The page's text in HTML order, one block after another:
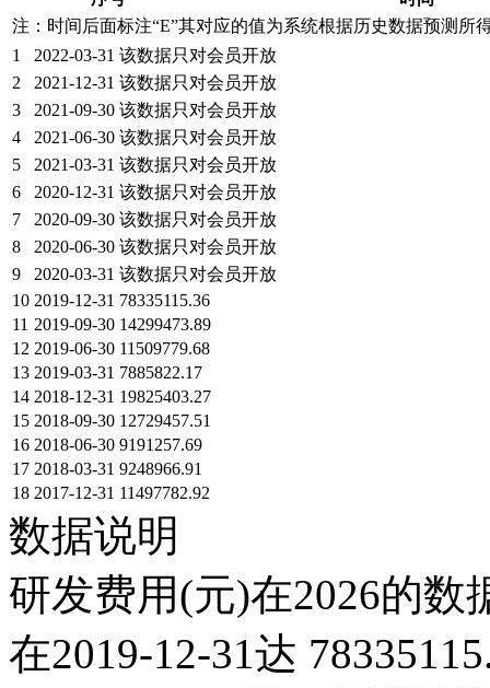
注：时间后面标注“E”其对应的值为系统根据历史数据预测所
1
2022-03-31 该数据只对会员开放
2
2021-12-31 该数据只对会员开放
3
2021-09-30 该数据只对会员开放
4
2021-06-30 该数据只对会员开放
5
2021-03-31 该数据只对会员开放
6
2020-12-31 该数据只对会员开放
7
2020-09-30 该数据只对会员开放
8
2020-06-30 该数据只对会员开放
9
2020-03-31 该数据只对会员开放
10 2019-12-31 78335115.36
11 2019-09-30 14299473.89
12 2019-06-30 11509779.68
13 2019-03-31 7885822.17
14 2018-12-31 19825403.27
15 2018-09-30 12729457.51
16 2018-06-30 9191257.69
17 2018-03-31 9248966.91
18 2017-12-31 11497782.92
数据说明
研发费用(元)在2026的数
在2019-12-31达